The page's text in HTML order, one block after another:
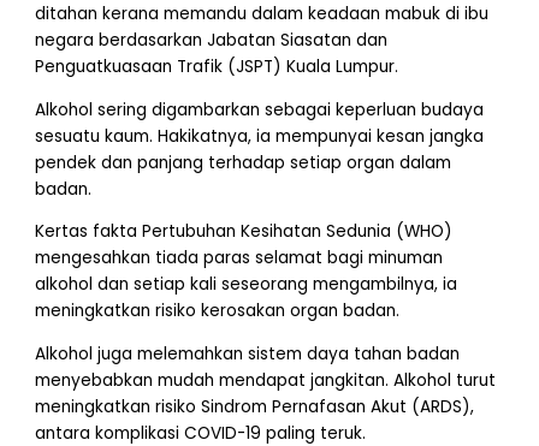
ditahan kerana memandu dalam keadaan mabuk di ibu
negara berdasarkan Jabatan Siasatan dan
Penguatkuasaan Trafik (JSPT) Kuala Lumpur.
Alkohol sering digambarkan sebagai keperluan budaya
sesuatu kaum. Hakikatnya, ia mempunyai kesan jangka
pendek dan panjang terhadap setiap organ dalam
badan.
Kertas fakta Pertubuhan Kesihatan Sedunia (WHO)
mengesahkan tiada paras selamat bagi minuman
alkohol dan setiap kali seseorang mengambilnya, ia
meningkatkan risiko kerosakan organ badan.
Alkohol juga melemahkan sistem daya tahan badan
menyebabkan mudah mendapat jangkitan. Alkohol turut
meningkatkan risiko Sindrom Pernafasan Akut (ARDS),
antara komplikasi COVID-19 paling teruk.